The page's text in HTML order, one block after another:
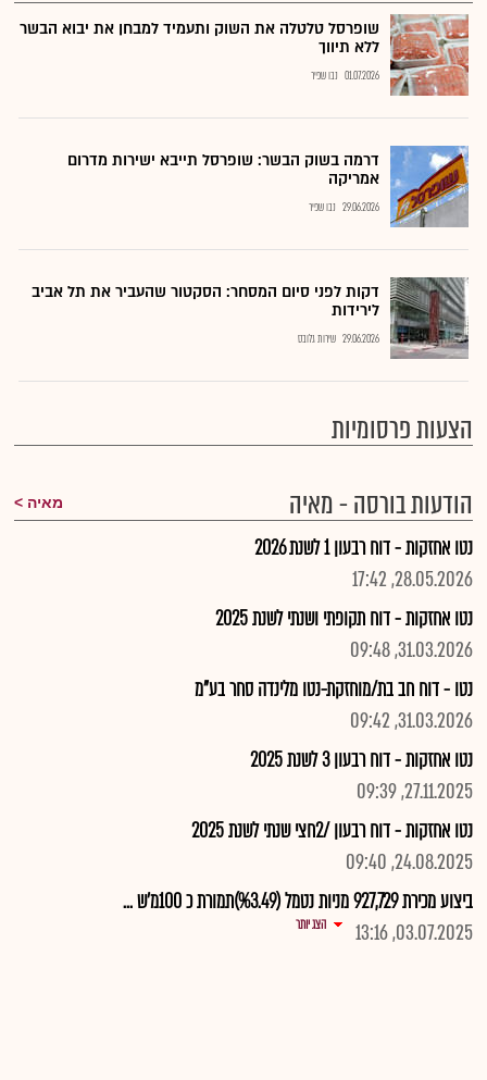
שופרסל טלטלה את השוק ותעמיד למבחן את יבוא הבשר
ללא תיווך
01.07.2026 נבו שפיר
דרמה בשוק הבשר: שופרסל תייבא ישירות מדרום
אמריקה
29.06.2026 נבו שפיר
דקות לפני סיום המסחר: הסקטור שהעביר את תל אביב
לירידות
29.06.2026 שירות גלובס
הצעות פרסומיות
הודעות בורסה - מאיה
מאיה
נטו אחזקות - דוח רבעון 1 לשנת 2026
28.05.2026, 17:42
נטו אחזקות - דוח תקופתי ושנתי לשנת 2025
31.03.2026, 09:48
נטו - דוח חב בת/מוחזקת-נטו מלינדה סחר בע"מ
31.03.2026, 09:42
נטו אחזקות - דוח רבעון 3 לשנת 2025
27.11.2025, 09:39
נטו אחזקות - דוח רבעון /2חצי שנתי לשנת 2025
24.08.2025, 09:40
ביצוע מכירת 927,729 מניות נטמל (%3.49)תמורת כ 100מ'ש ...
03.07.2025, 13:16
הצג יותר